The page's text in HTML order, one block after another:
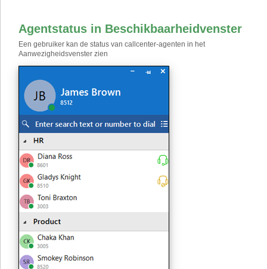
Agentstatus in Beschikbaarheidvenster
Een gebruiker kan de status van callcenter-agenten in het
Aanwezigheidsvenster zien